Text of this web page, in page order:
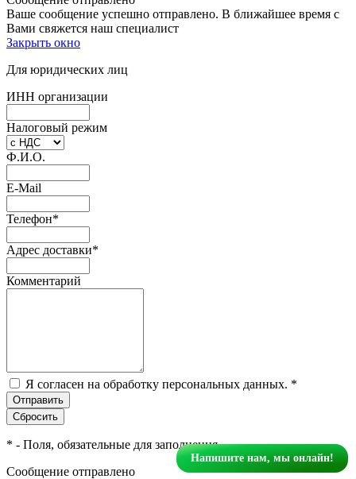
Ваше сообщение успешно отправлено. В ближайшее время с
Вами свяжется наш специалист
Закрыть окно
Для юридических лиц
ИНН организации
Налоговый режим
Ф.И.О.
E-Mail
Телефон*
Адрес доставки*
Комментарий
Я согласен на обработку персональных данных. *
* - Поля, обязательные для заполнения
Сообщение отправлено
Напишите нам, мы онлайн!